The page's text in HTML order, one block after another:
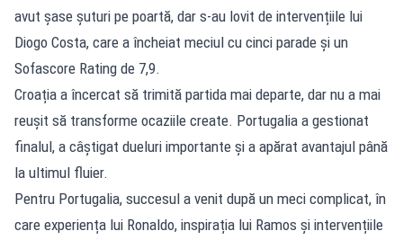
avut șase șuturi pe poartă, dar s-au lovit de intervențiile lui
Diogo Costa, care a încheiat meciul cu cinci parade și un
Sofascore Rating de 7,9.
Croația a încercat să trimită partida mai departe, dar nu a mai
reușit să transforme ocaziile create. Portugalia a gestionat
finalul, a câștigat dueluri importante și a apărat avantajul până
la ultimul fluier.
Pentru Portugalia, succesul a venit după un meci complicat, în
care experiența lui Ronaldo, inspirația lui Ramos și intervențiile